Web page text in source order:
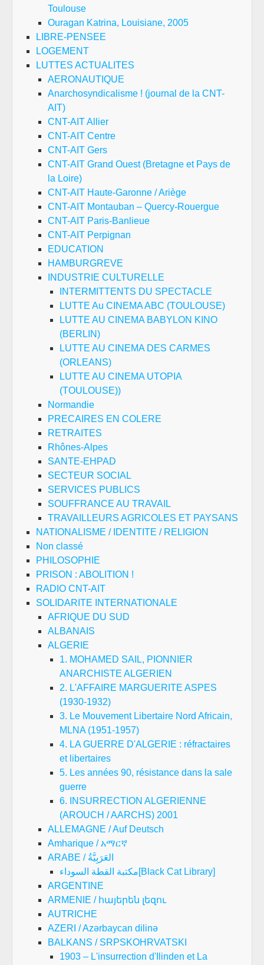
Toulouse
Ouragan Katrina, Louisiane, 2005
LIBRE-PENSEE
LOGEMENT
LUTTES ACTUALITES
AERONAUTIQUE
Anarchosyndicalisme ! (journal de la CNT-
AIT)
CNT-AIT Allier
CNT-AIT Centre
CNT-AIT Gers
CNT-AIT Grand Ouest (Bretagne et Pays de
la Loire)
CNT-AIT Haute-Garonne / Ariège
CNT-AIT Montauban – Quercy-Rouergue
CNT-AIT Paris-Banlieue
CNT-AIT Perpignan
EDUCATION
HAMBURGREVE
INDUSTRIE CULTURELLE
INTERMITTENTS DU SPECTACLE
LUTTE Au CINEMA ABC (TOULOUSE)
LUTTE AU CINEMA BABYLON KINO
(BERLIN)
LUTTE AU CINEMA DES CARMES
(ORLEANS)
LUTTE AU CINEMA UTOPIA
(TOULOUSE))
Normandie
PRECAIRES EN COLERE
RETRAITES
Rhônes-Alpes
SANTE-EHPAD
SECTEUR SOCIAL
SERVICES PUBLICS
SOUFFRANCE AU TRAVAIL
TRAVAILLEURS AGRICOLES ET PAYSANS
NATIONALISME / IDENTITE / RELIGION
Non classé
PHILOSOPHIE
PRISON : ABOLITION !
RADIO CNT-AIT
SOLIDARITE INTERNATIONALE
AFRIQUE DU SUD
ALBANAIS
ALGERIE
1. MOHAMED SAIL, PIONNIER
ANARCHISTE ALGERIEN
2. L'AFFAIRE MARGUERITE ASPES
(1930-1932)
3. Le Mouvement Libertaire Nord Africain,
MLNA (1951-1957)
4. LA GUERRE D'ALGERIE : réfractaires
et libertaires
5. Les années 90, résistance dans la sale
guerre
6. INSURRECTION ALGERIENNE
(AROUCH / AARCHS) 2001
ALLEMAGNE / Auf Deutsch
Amharique / አማርኛ
ARABE / العَرَبِيَّةُ
مكتبة القطة السوداء[Black Cat Library]
ARGENTINE
ARMENIE / հայերեն լեզու
AUTRICHE
AZERI / Azərbaycan dilinə
BALKANS / SRPSKOHRVATSKI
1903 – L'insurrection d'Ilinden et La